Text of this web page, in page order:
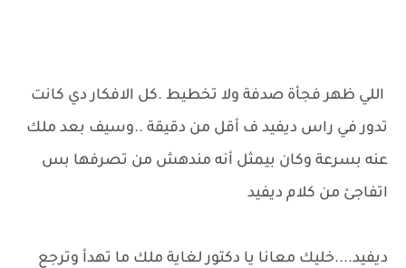
اللي ظهر فجأة صدفة ولا تخطيط .كل الافكار دي كانت
تدور في راس ديفيد ف أقل من دقيقة ..وسيف بعد ملك
عنه بسرعة وكان بيمثل أنه مندهش من تصرفها بس
اتفاجئ من كلام ديفيد
ديفيد....خليك معانا يا دكتور لغاية ملك ما تهدأ وترجع